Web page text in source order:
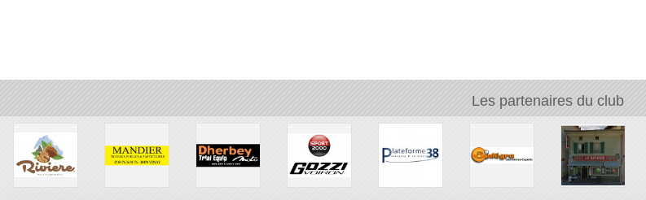
Les partenaires du club